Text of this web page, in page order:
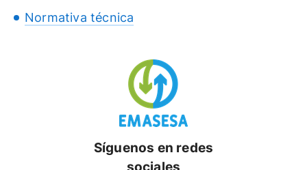
Normativa técnica
Síguenos en redes
sociales